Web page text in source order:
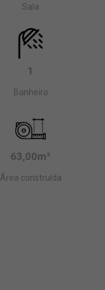
Sala
1
Banheiro
63,00m²
Área construída